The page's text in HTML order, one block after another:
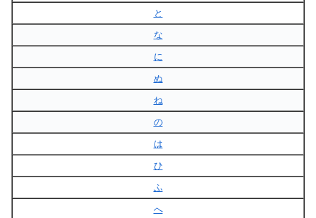
と
な
に
ぬ
ね
の
は
ひ
ふ
へ